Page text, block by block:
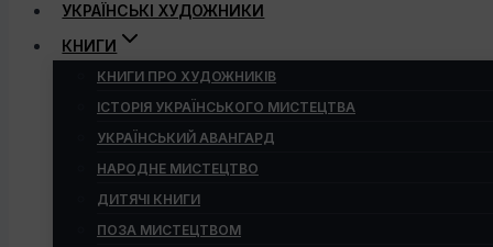
УКРАЇНСЬКІ ХУДОЖНИКИ
КНИГИ
КНИГИ ПРО ХУДОЖНИКІВ
ІСТОРІЯ УКРАЇНСЬКОГО МИСТЕЦТВА
УКРАЇНСЬКИЙ АВАНГАРД
НАРОДНЕ МИСТЕЦТВО
ДИТЯЧІ КНИГИ
ПОЗА МИСТЕЦТВОМ